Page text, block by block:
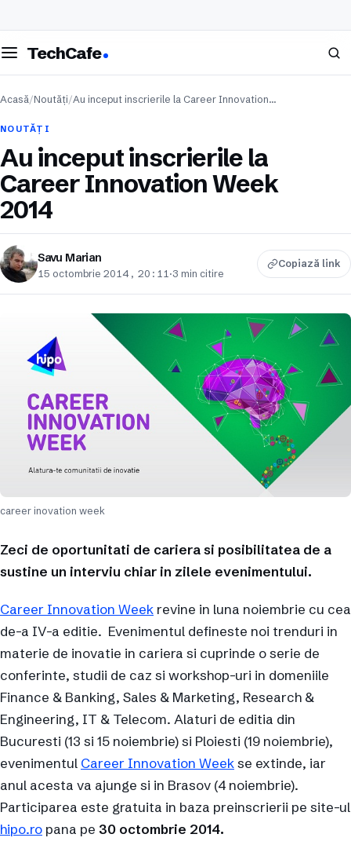
meniul
TechCafe Caută
Acasă/Noutăți/Au inceput inscrierile la Career Innovation…
NOUTĂȚI
Au inceput inscrierile la
Career Innovation Week
2014
Savu Marian
15 octombrie 2014, 20:11 ·3 min citire
Copiază link
career inovation week
Zeci de oportunitati de cariera si posibilitatea de a
sustine un interviu chiar in zilele evenimentului.
Career Innovation Week revine in luna noiembrie cu cea
de-a IV-a editie. Evenimentul defineste noi trenduri in
materie de inovatie in cariera si cuprinde o serie de
conferinte, studii de caz si workshop-uri in domeniile
Finance & Banking, Sales & Marketing, Research &
Engineering, IT & Telecom. Alaturi de editia din
Bucuresti (13 si 15 noiembrie) si Ploiesti (19 noiembrie),
evenimentul Career Innovation Weekse extinde, iar
anul acesta va ajunge si in Brasov (4 noiembrie).
Participarea este gratuita in baza preinscrierii pe site-ul
hipo.ro pana pe 30 octombrie 2014.